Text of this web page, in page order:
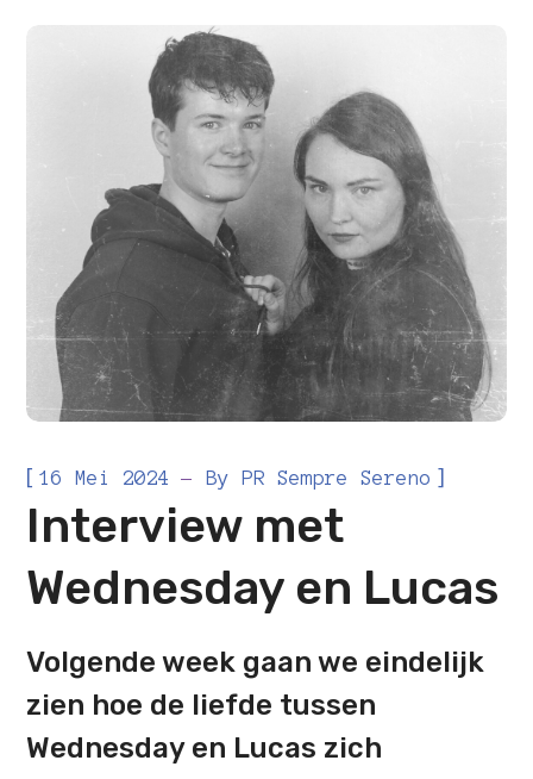
[16 Mei 2024 ByPR Sempre Sereno ]
Interview met
Wednesday en Lucas
Volgende week gaan we eindelijk
zien hoe de liefde tussen
Wednesday en Lucas zich